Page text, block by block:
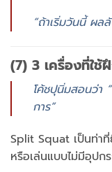
“ถ้าเริ่มวันนี้ ผล
(7) 3 เครื่องที่ใช้
โค้ชปุนิ่มสอนว่า
การ”
Split Squat เป็นท่า
หรือเล่นแบบไม่มีอุปก